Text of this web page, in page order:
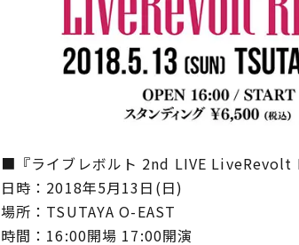
■『ライブレボルト 2nd LIVE LiveRevolt
日時：2018年5月13日(日)
場所：TSUTAYA O-EAST
時間：16:00開場 17:00開演